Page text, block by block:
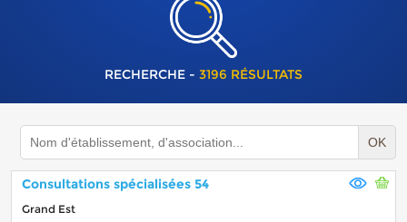
RECHERCHE - 3196 RÉSULTATS
OK
Consultations spécialisées 54
Grand Est